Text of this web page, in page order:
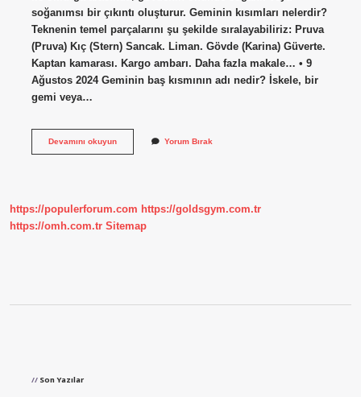
soğanımsı bir çıkıntı oluşturur. Geminin kısımları nelerdir?
Teknenin temel parçalarını şu şekilde sıralayabiliriz: Pruva
(Pruva) Kıç (Stern) Sancak. Liman. Gövde (Karina) Güverte.
Kaptan kamarası. Kargo ambarı. Daha fazla makale… • 9
Ağustos 2024 Geminin baş kısmının adı nedir? İskele, bir
gemi veya…
Devamını okuyunGemide
Yorum Bırak
https://populerforum.com https://goldsgym.com.tr
https://omh.com.tr Sitemap
Son Yazılar